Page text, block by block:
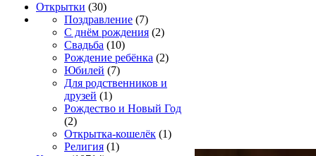
Открытки (30)
Поздравление (7)
С днём рождения (2)
Свадьба (10)
Рождение ребёнка (2)
Юбилей (7)
Для родственников и
друзей (1)
Рождество и Новый Год
(2)
Открытка-кошелёк (1)
Религия (1)